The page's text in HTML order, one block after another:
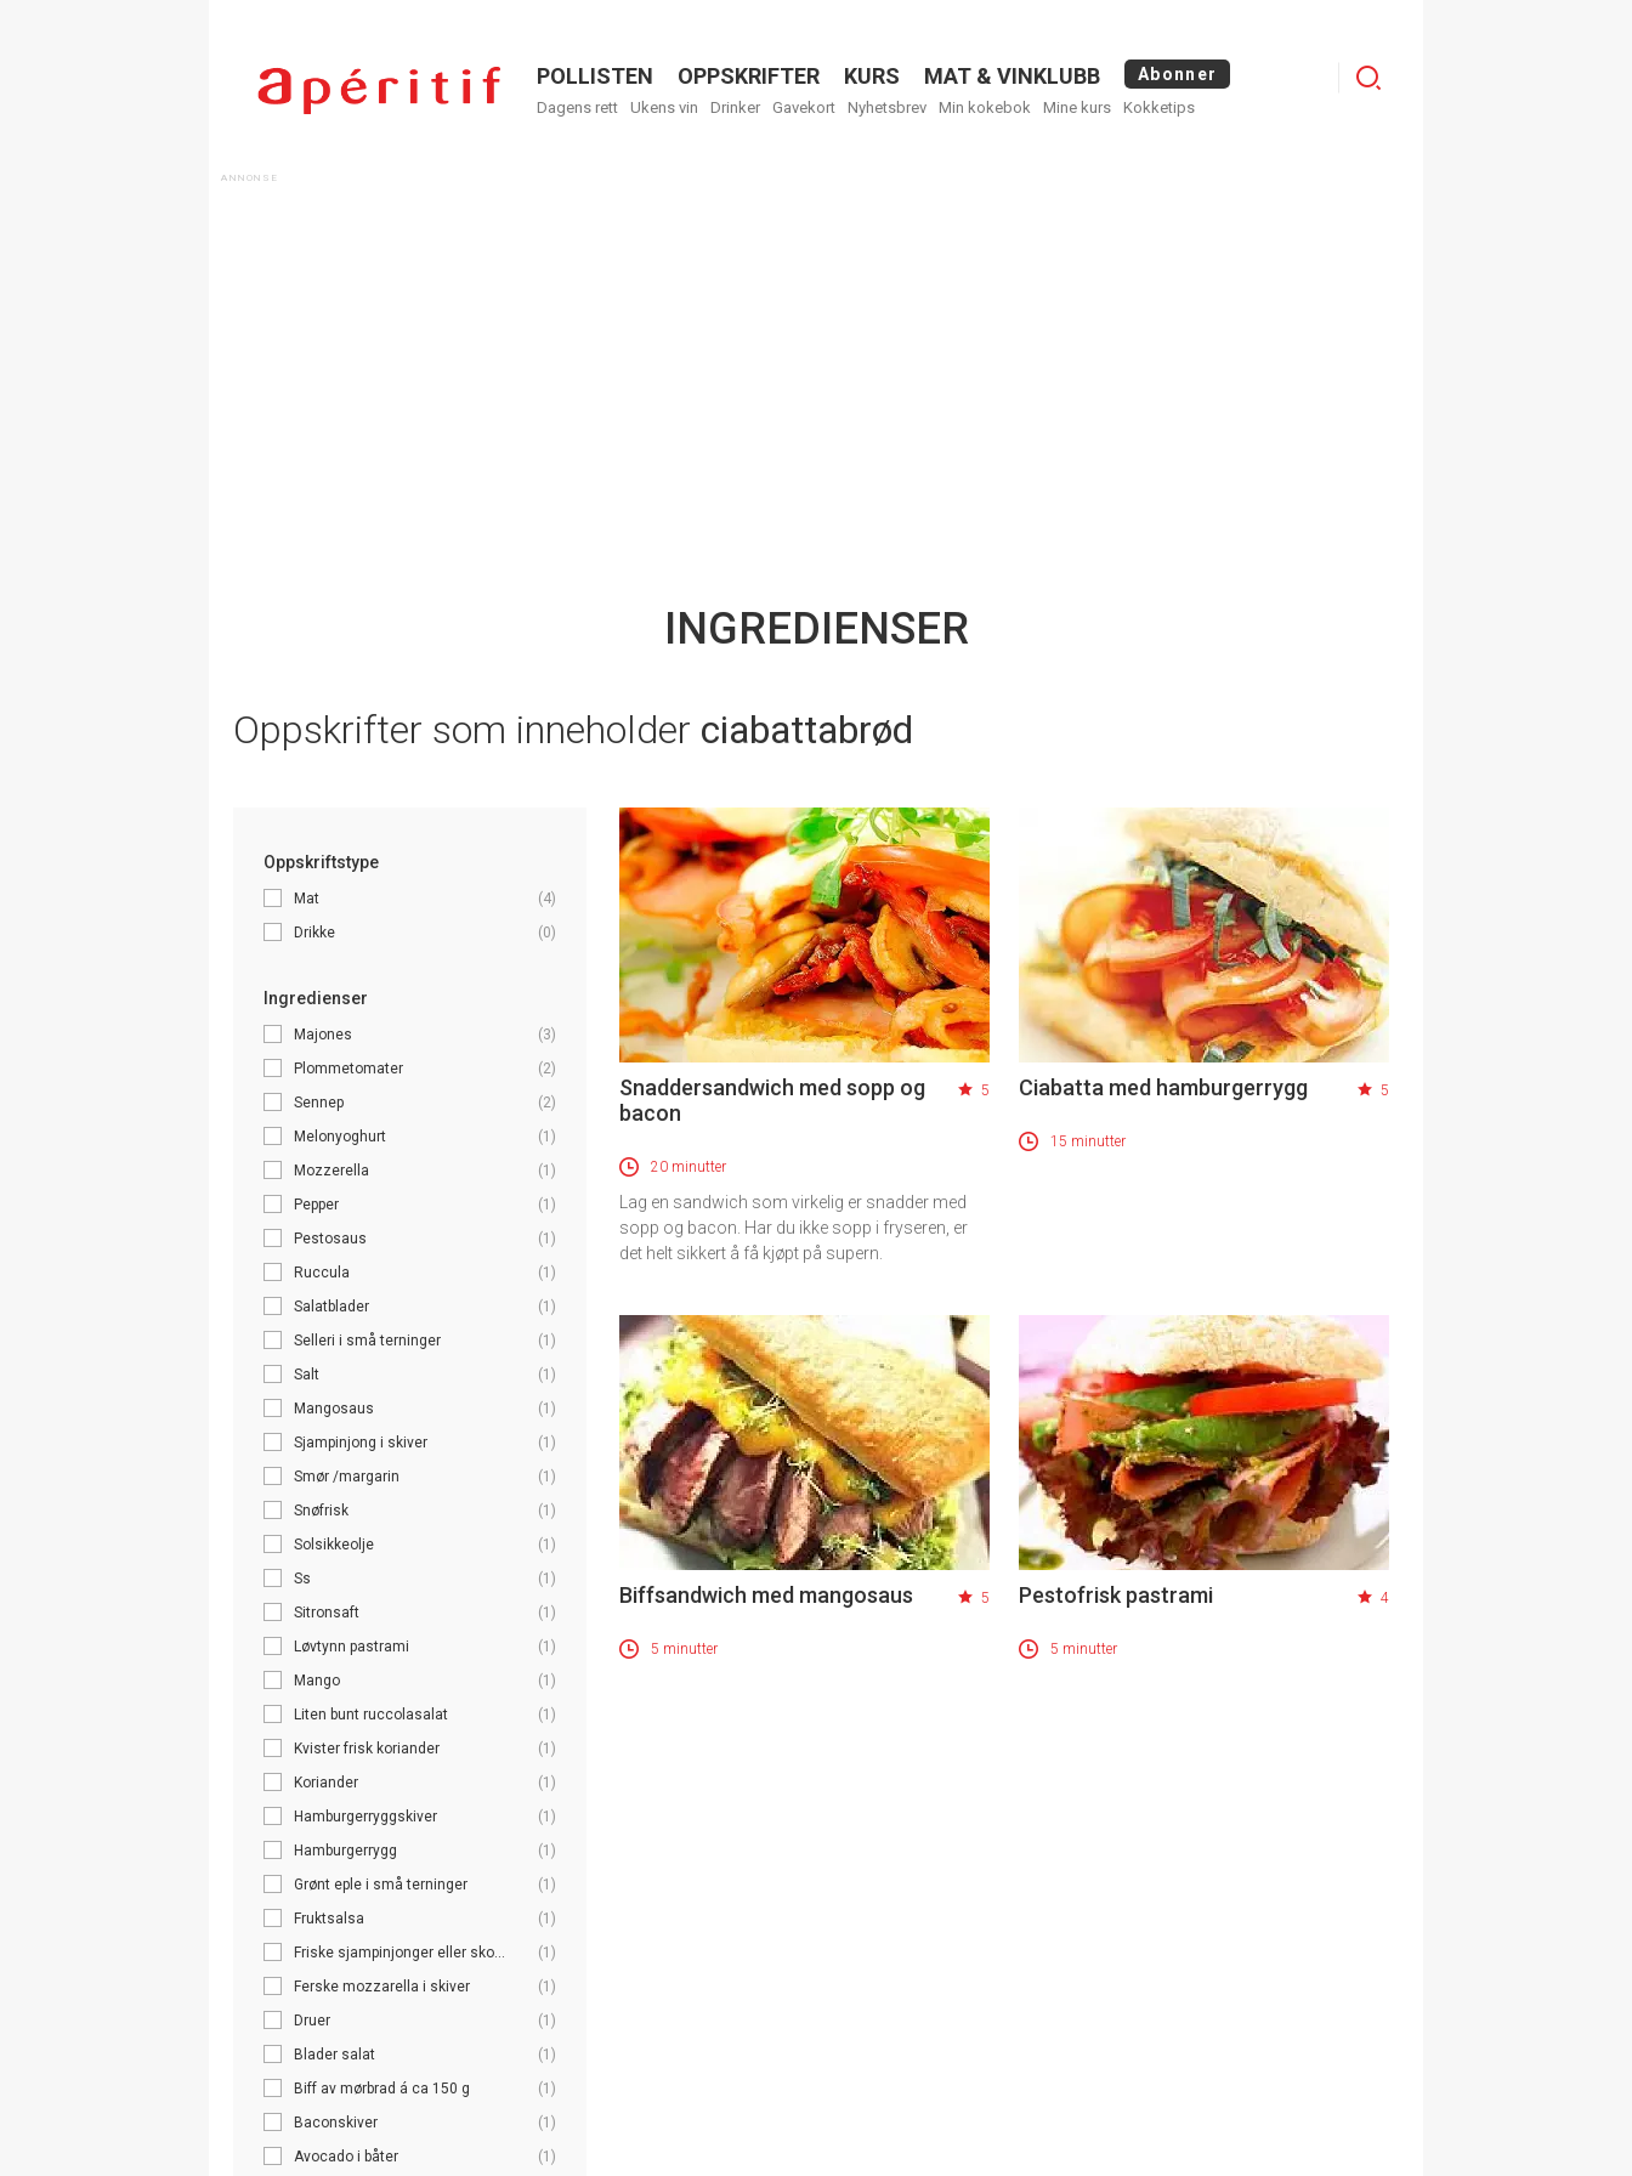
Menu
POLLISTEN OPPSKRIFTER KURS MAT & VINKLUBB Abonner
Dagens rett Ukens vin Drinker Gavekort Nyhetsbrev Min kokebok Mine kurs Kokketips
Logg
INGREDIENSER
Oppskrifter som inneholder ciabattabrød
Oppskriftstype
Mat
(4)
Drikke
(0)
Ingredienser
Majones
(3)
Plommetomater
(2)
Sennep
(2)
Melonyoghurt
(1)
Mozzerella
(1)
Pepper
(1)
Pestosaus
(1)
Ruccula
(1)
Salatblader
(1)
Selleri i små terninger
(1)
Salt
(1)
Mangosaus
(1)
Sjampinjong i skiver
(1)
Smør /margarin
(1)
Snøfrisk
(1)
Solsikkeolje
(1)
Ss
(1)
Sitronsaft
(1)
Løvtynn pastrami
(1)
Mango
(1)
Liten bunt ruccolasalat
(1)
Kvister frisk koriander
(1)
Koriander
(1)
Hamburgerryggskiver
(1)
Hamburgerrygg
(1)
Grønt eple i små terninger
(1)
Fruktsalsa
(1)
Friske sjampinjonger eller sko...
(1)
Ferske mozzarella i skiver
(1)
Druer
(1)
Blader salat
(1)
Biff av mørbrad á ca 150 g
(1)
Baconskiver
(1)
Avocado i båter
(1)
Snaddersandwich med sopp og
bacon
5
20 minutter
Lag en sandwich som virkelig er snadder med
sopp og bacon. Har du ikke sopp i fryseren, er
det helt sikkert å få kjøpt på supern.
Ciabatta med hamburgerrygg 5
15 minutter
Biffsandwich med mangosaus 5
5 minutter
Pestofrisk pastrami 4
5 minutter